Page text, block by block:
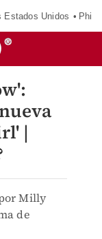
Estados Unidos
|
Milly
de